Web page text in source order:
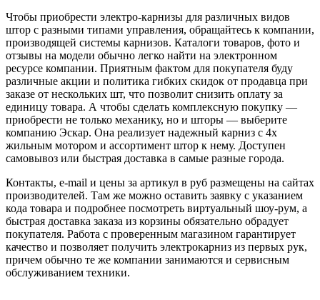
Чтобы приобрести электро-карнизы для различных видов
штор с разными типами управления, обращайтесь к компании,
производящей системы карнизов. Каталоги товаров, фото и
отзывы на модели обычно легко найти на электронном
ресурсе компании. Приятным фактом для покупателя буду
различные акции и политика гибких скидок от продавца при
заказе от нескольких шт, что позволит снизить оплату за
единицу товара. А чтобы сделать комплексную покупку —
приобрести не только механику, но и шторы — выберите
компанию Эскар. Она реализует надежный карниз с 4х
жильным мотором и ассортимент штор к нему. Доступен
самовывоз или быстрая доставка в самые разные города.
Контакты, е-mail и цены за артикул в руб размещены на сайтах
производителей. Там же можно оставить заявку с указанием
кода товара и подробнее посмотреть виртуальный шоу-рум, а
быстрая доставка заказа из корзины обязательно обрадует
покупателя. Работа с проверенным магазином гарантирует
качество и позволяет получить электрокарниз из первых рук,
причем обычно те же компании занимаются и сервисным
обслуживанием техники.